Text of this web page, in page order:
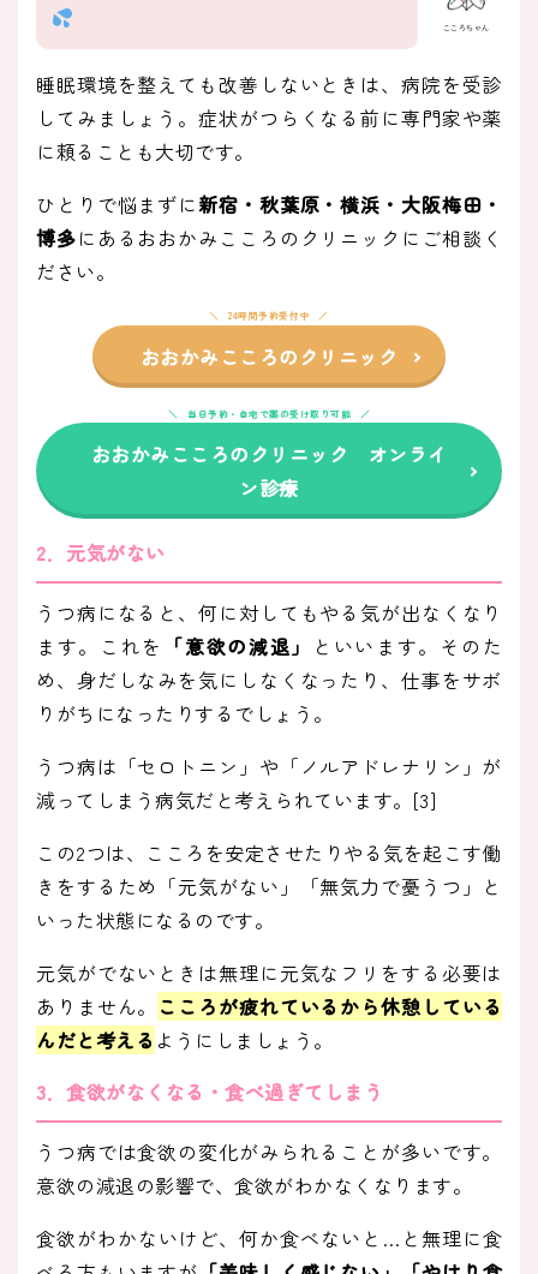
こころちゃん
睡眠環境を整えても改善しないときは、病院を受診
してみましょう。症状がつらくなる前に専門家や薬
に頼ることも大切です。
ひとりで悩まずに新宿・秋葉原・横浜・大阪梅田・
博多にあるおおかみこころのクリニックにご相談く
ださい。
24時間予約受付中
おおかみこころのクリニック
当日予約・自宅で薬の受け取り可能
おおかみこころのクリニック オンライ
ン診療
2．元気がない
うつ病になると、何に対してもやる気が出なくなり
ます。これを 「意欲の減退」
といいます。そのた
め、身だしなみを気にしなくなったり、仕事をサボ
りがちになったりするでしょう。
うつ病は「セロトニン」や「ノルアドレナリン」が
減ってしまう病気だと考えられています。[3]
この2つは、こころを安定させたりやる気を起こす働
きをするため「元気がない」「無気力で憂うつ」と
いった状態になるのです。
元気がでないときは無理に元気なフリをする必要は
ありません。 こころが疲れているから休憩している
んだと考える ようにしましょう。
3．食欲がなくなる・食べ過ぎてしまう
うつ病では食欲の変化がみられることが多いです。
意欲の減退の影響で、食欲がわかなくなります。
食欲がわかないけど、何か食べないと…と無理に食